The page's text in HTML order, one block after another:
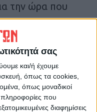
σας
και/ή έχουμε
όπως τα cookies,
όπως μοναδικοί
πληροφορίες που
διαφημίσεις
την ώρα που
δεν είναι σε
που θα
βουτιά στις